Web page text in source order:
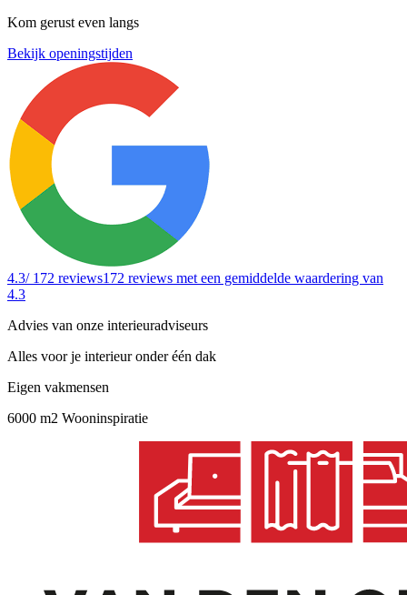
Kom gerust even langs
Bekijk openingstijden
4.3/ 172 reviews172 reviews met een gemiddelde waardering van
4.3
Advies van onze interieuradviseurs
Alles voor je interieur onder één dak
Eigen vakmensen
6000 m2 Wooninspiratie